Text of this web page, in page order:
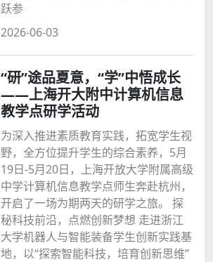
跃参
2026-06-03
“研”途品夏意，“学”中悟成长
——上海开大附中计算机信息
教学点研学活动
为深入推进素质教育实践，拓宽学生视
野，全方位提升学生的综合素养，5月
19日-5月20日，上海开放大学附属高级
中学计算机信息教学点师生奔赴杭州，
开启了一场为期两天的研学之旅。 探
秘科技前沿，点燃创新梦想 走进浙江
大学机器人与智能装备学生创新实践基
地，以“探索智能科技，培育创新思维”